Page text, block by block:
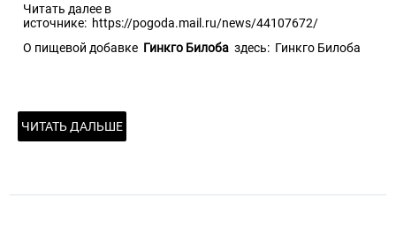
Читать далее в
источнике: https://pogoda.mail.ru/news/44107672/
О пищевой добавке Гинкго Билоба здесь: Гинкго Билоба
ЧИТАТЬ ДАЛЬШЕ